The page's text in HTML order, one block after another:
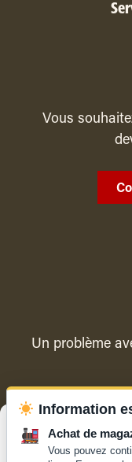
Pour offrir les meilleures
Vous
Un problème
Information
Achat de
Vous pouvez